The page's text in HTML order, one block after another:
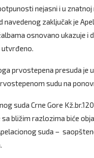
nejasni i u znatnoj
navedenog zaključak je
osnovano ukazuje i
prvostepena presuda je
sudu na
suda Crne Gore
sa bližim razlozima biće
suda –